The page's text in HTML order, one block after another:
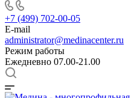
+7 (499) 702-00-05
E-mail
administrator@medinacenter.ru
Режим работы
Ежедневно 07.00-21.00